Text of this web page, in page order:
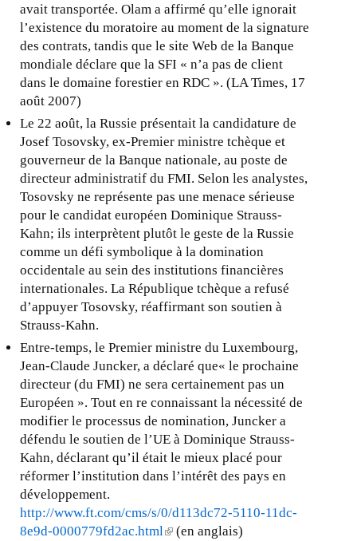
l
)
avait transportée. Olam a affirmé qu’elle ignorait
l’existence du moratoire au moment de la signature
des contrats, tandis que le site Web de la Banque
mondiale déclare que la SFI « n’a pas de client
dans le domaine forestier en RDC ». (LA Times, 17
août 2007)
Le 22 août, la Russie présentait la candidature de
Josef Tosovsky, ex-Premier ministre tchèque et
gouverneur de la Banque nationale, au poste de
directeur administratif du FMI. Selon les analystes,
Tosovsky ne représente pas une menace sérieuse
pour le candidat européen Dominique Strauss-
Kahn; ils interprètent plutôt le geste de la Russie
comme un défi symbolique à la domination
occidentale au sein des institutions financières
internationales. La République tchèque a refusé
d’appuyer Tosovsky, réaffirmant son soutien à
Strauss-Kahn.
Entre-temps, le Premier ministre du Luxembourg,
Jean-Claude Juncker, a déclaré que« le prochaine
directeur (du FMI) ne sera certainement pas un
Européen ». Tout en re connaissant la nécessité de
modifier le processus de nomination, Juncker a
défendu le soutien de l’UE à Dominique Strauss-
Kahn, déclarant qu’il était le mieux placé pour
réformer l’institution dans l’intérêt des pays en
développement.
http://www.ft.com/cms/s/0/d113dc72-5110-11dc-
8e9d-0000779fd2ac.html( (en anglais)